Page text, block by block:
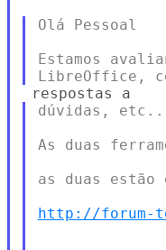
Olá Pessoal
Estamos
dúvidas,
As duas
as duas estão
http://forum-